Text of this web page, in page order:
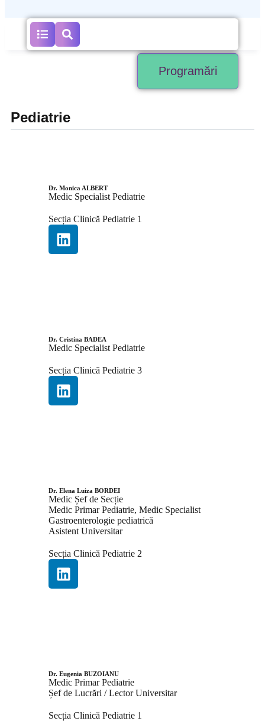
Programări
Pediatrie
Dr. Monica ALBERT
Medic Specialist Pediatrie
Secția Clinică Pediatrie 1
Dr. Cristina BADEA
Medic Specialist Pediatrie
Secția Clinică Pediatrie 3
Dr. Elena Luiza BORDEI
Medic Șef de Secție
Medic Primar Pediatrie, Medic Specialist
Gastroenterologie pediatrică
Asistent Universitar
Secția Clinică Pediatrie 2
Dr. Eugenia BUZOIANU
Medic Primar Pediatrie
Șef de Lucrări / Lector Universitar
Secția Clinică Pediatrie 1